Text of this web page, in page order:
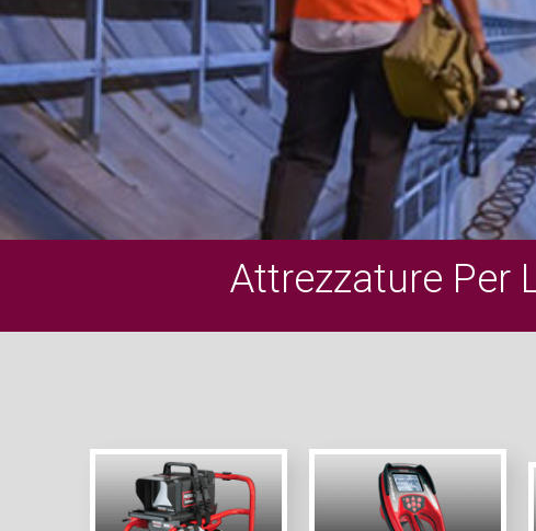
Attrezzature Per